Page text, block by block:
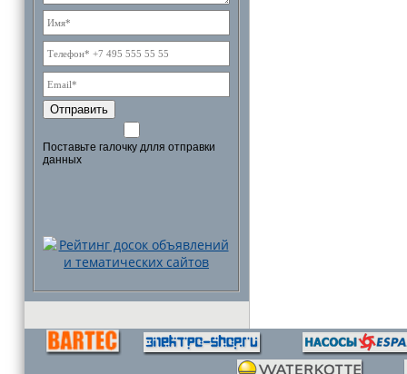
Отправить
Поставьте галочку длля отправки
данных